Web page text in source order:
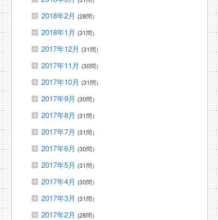
2018年2月 (28問）
2018年1月 (31問）
2017年12月 (31問）
2017年11月 (30問）
2017年10月 (31問）
2017年9月 (30問）
2017年8月 (31問）
2017年7月 (31問）
2017年6月 (30問）
2017年5月 (31問）
2017年4月 (30問）
2017年3月 (31問）
2017年2月 (28問）